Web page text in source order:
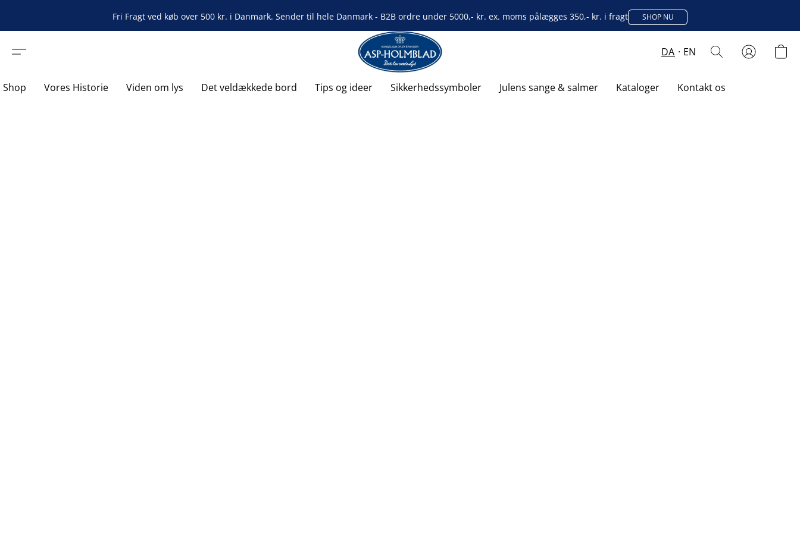
Fri Fragt ved køb over 500 kr. i Danmark. Sender til hele Danmark - B2B ordre under 5000,- kr. ex. moms pålægges 350,- kr. i fragt SHOP NU
DA EN
Shop Vores Historie Viden om lys Det veldækkede bord Tips og ideer Sikkerhedssymboler Julens sange & salmer Kataloger Kontakt os